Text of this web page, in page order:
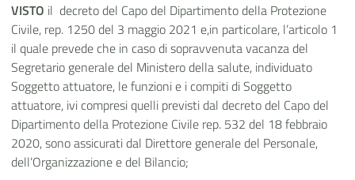
VISTO il decreto del Capo del Dipartimento della Protezione
Civile, rep. 1250 del 3 maggio 2021 e,in particolare, l’articolo 1
il quale prevede che in caso di sopravvenuta vacanza del
Segretario generale del Ministero della salute, individuato
Soggetto attuatore, le funzioni e i compiti di Soggetto
attuatore, ivi compresi quelli previsti dal decreto del Capo del
Dipartimento della Protezione Civile rep. 532 del 18 febbraio
2020, sono assicurati dal Direttore generale del Personale,
dell’Organizzazione e del Bilancio;